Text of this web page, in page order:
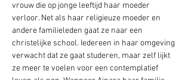
vrouw die op jonge leeftijd haar moeder
verloor. Net als haar religieuze moeder en
andere familieleden gaat ze naar een
christelijke school. Iedereen in haar omgeving
verwacht dat ze gaat studeren, maar zelf lijkt
ze meer te voelen voor een contemplatief